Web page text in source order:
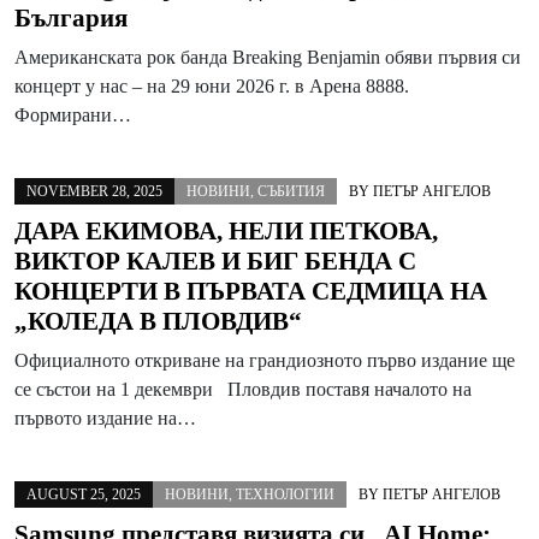
България
Американската рок банда Breaking Benjamin обяви първия си
концерт у нас – на 29 юни 2026 г. в Арена 8888.
Формирани…
NOVEMBER 28, 2025 НОВИНИ СЪБИТИЯ BY ПЕТЪР АНГЕЛОВ
ДАРА ЕКИМОВА, НЕЛИ ПЕТКОВА,
ВИКТОР КАЛЕВ И БИГ БЕНДА С
КОНЦЕРТИ В ПЪРВАТА СЕДМИЦА НА
„КОЛЕДА В ПЛОВДИВ“
Официалното откриване на грандиозното първо издание ще
се състои на 1 декември Пловдив поставя началото на
първото издание на…
AUGUST 25, 2025 НОВИНИ ТЕХНОЛОГИИ BY ПЕТЪР АНГЕЛОВ